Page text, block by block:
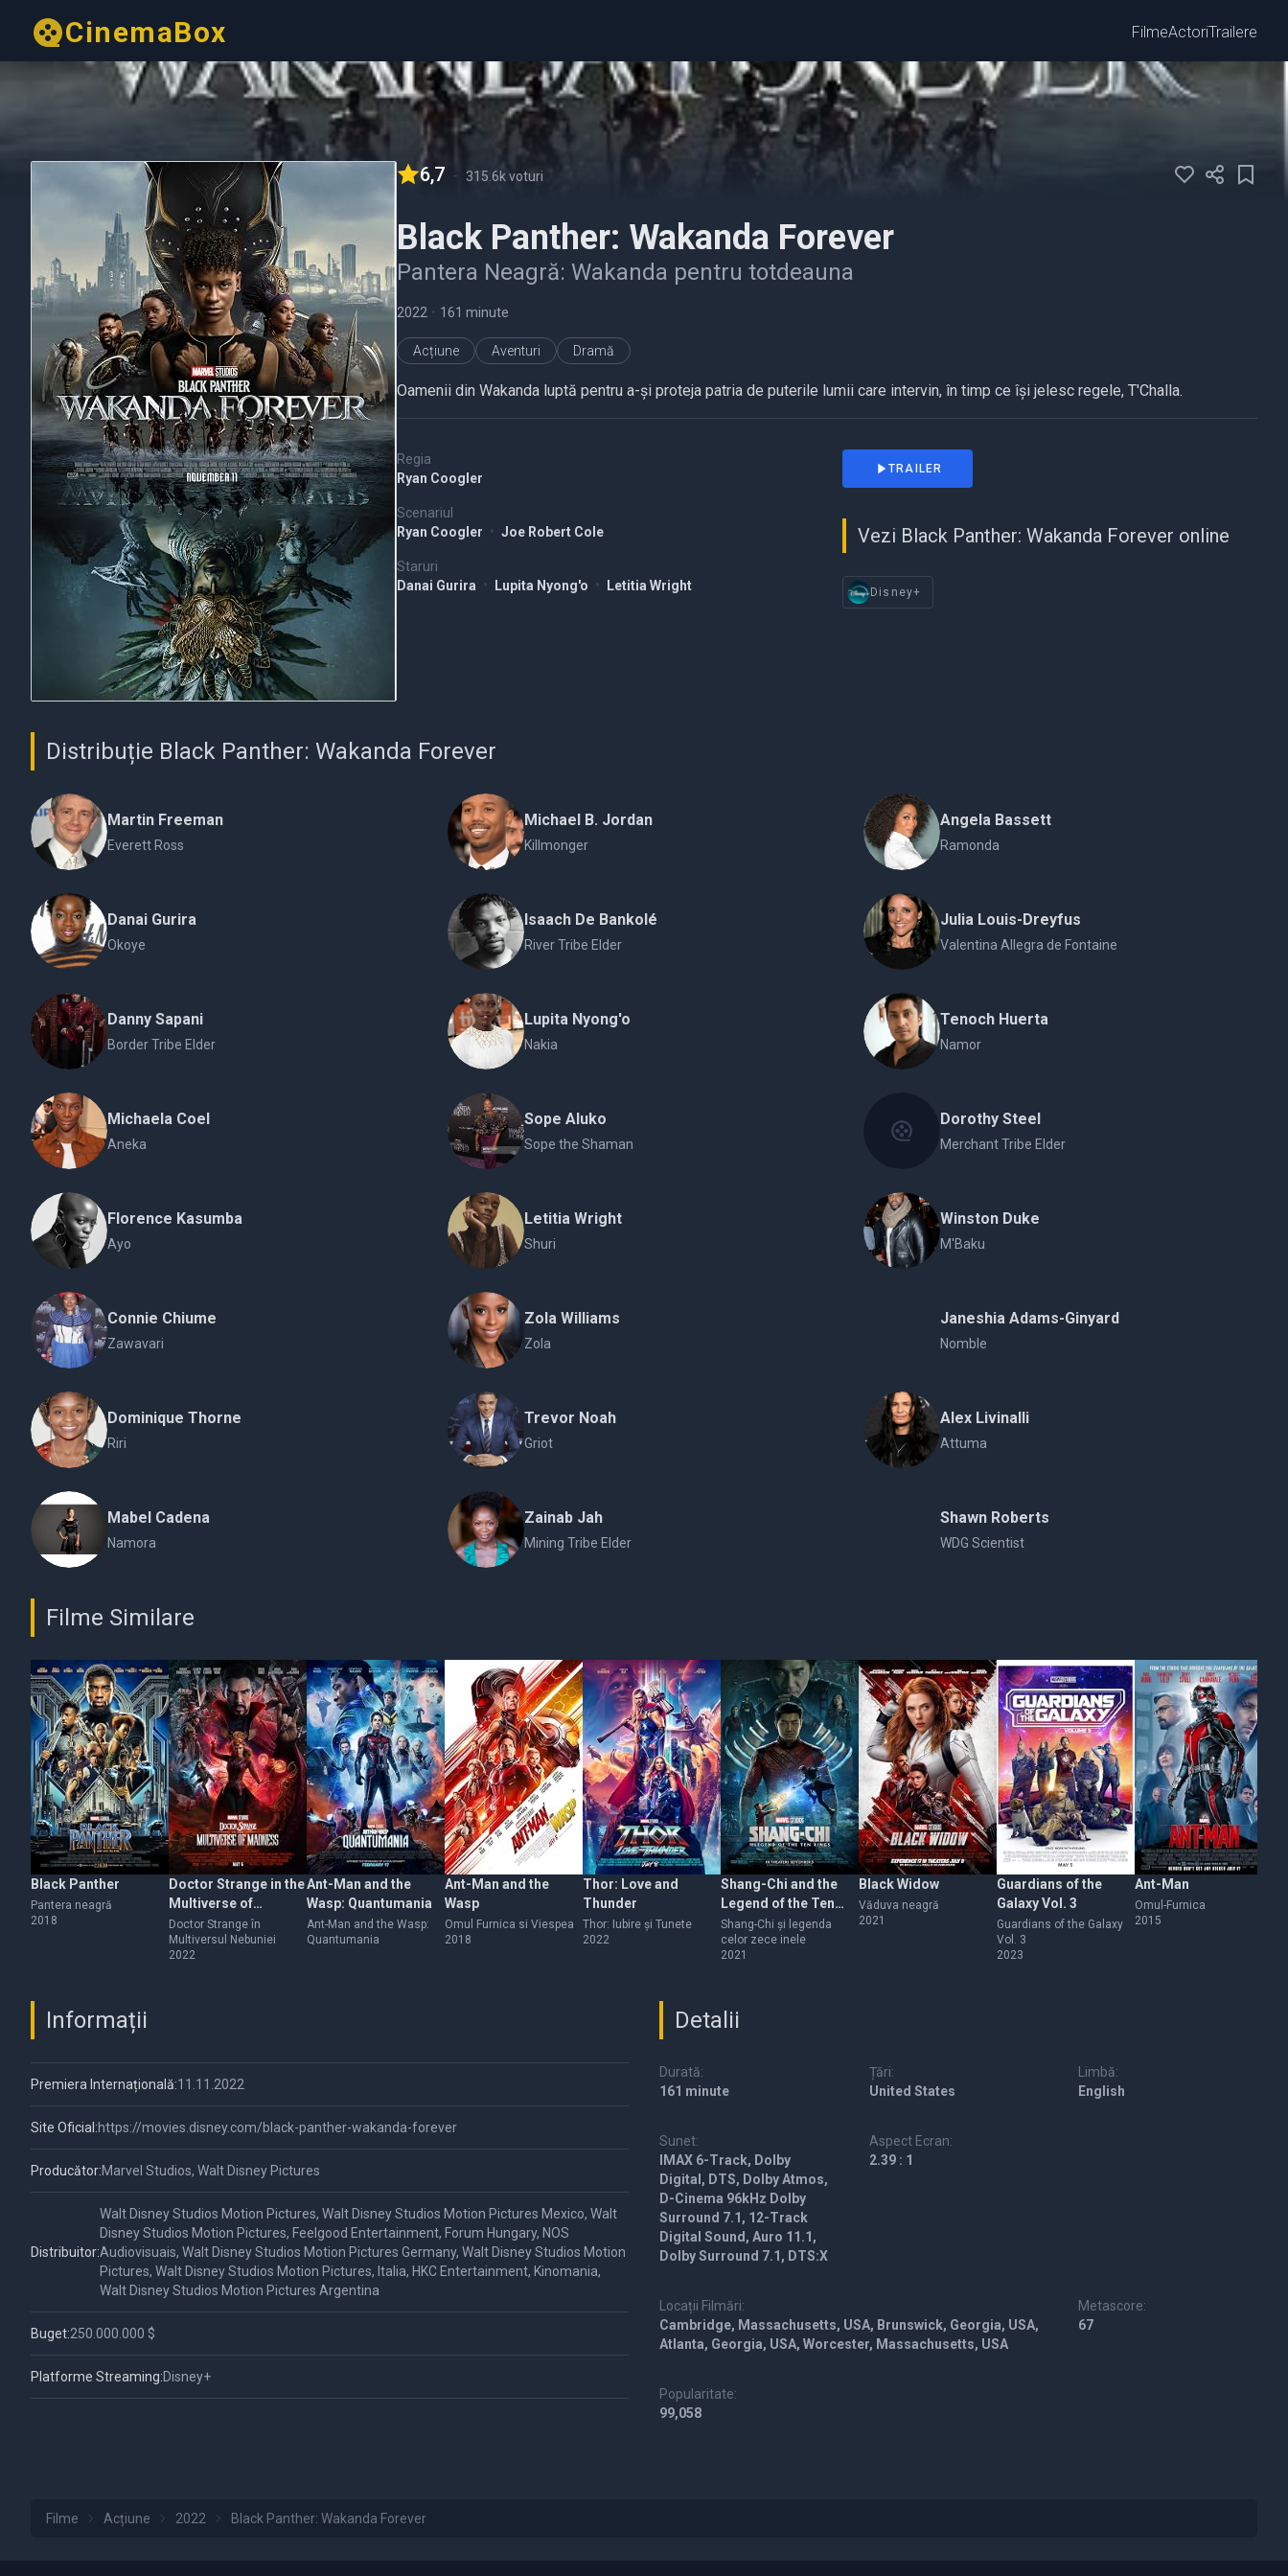
CinemaBox FilmeActoriTrailere
6,7 - 315.6k voturi
Black Panther: Wakanda Forever
Pantera Neagră: Wakanda pentru totdeauna
2022 • 161 minute
Acțiune Aventuri Dramă
Oamenii din Wakanda luptă pentru a-și proteja patria de puterile lumii care intervin, în timp ce își jelesc regele, T'Challa.
Regia
Ryan Coogler
Scenariul
Ryan Coogler • Joe Robert Cole
Staruri
Danai Gurira • Lupita Nyong'o • Letitia Wright
TRAILER
Vezi Black Panther: Wakanda Forever online
Disney+
Distribuție Black Panther: Wakanda Forever
Martin Freeman
Everett Ross
Michael B. Jordan
Killmonger
Angela Bassett
Ramonda
Danai Gurira
Okoye
Isaach De Bankolé
River Tribe Elder
Julia Louis-Dreyfus
Valentina Allegra de Fontaine
Danny Sapani
Border Tribe Elder
Lupita Nyong'o
Nakia
Tenoch Huerta
Namor
Michaela Coel
Aneka
Sope Aluko
Sope the Shaman
Dorothy Steel
Merchant Tribe Elder
Florence Kasumba
Ayo
Letitia Wright
Shuri
Winston Duke
M'Baku
Connie Chiume
Zawavari
Zola Williams
Zola
Janeshia Adams-Ginyard
Nomble
Dominique Thorne
Riri
Trevor Noah
Griot
Alex Livinalli
Attuma
Mabel Cadena
Namora
Zainab Jah
Mining Tribe Elder
Shawn Roberts
WDG Scientist
Filme Similare
Black Panther
Pantera neagră
2018
Doctor Strange in the
Multiverse of
Madness
Doctor Strange în
Multiversul Nebuniei
2022
Ant-Man and the
Wasp: Quantumania
Ant-Man and the Wasp:
Quantumania
Ant-Man and the
Wasp
Omul Furnica si Viespea
2018
Thor: Love and
Thunder
Thor: Iubire și Tunete
2022
Shang-Chi and the
Legend of the Ten
Rings
Shang-Chi și legenda
celor zece inele
2021
Black Widow
Văduva neagră
2021
Guardians of the
Galaxy Vol. 3
Guardians of the Galaxy
Vol. 3
2023
Ant-Man
Omul-Furnica
2015
Informații
Premiera Internațională:11.11.2022
Site Oficial:https://movies.disney.com/black-panther-wakanda-forever
Producător:Marvel Studios, Walt Disney Pictures
Distribuitor:
Walt Disney Studios Motion Pictures, Walt Disney Studios Motion Pictures Mexico, Walt
Disney Studios Motion Pictures, Feelgood Entertainment, Forum Hungary, NOS
Audiovisuais, Walt Disney Studios Motion Pictures Germany, Walt Disney Studios Motion
Pictures, Walt Disney Studios Motion Pictures, Italia, HKC Entertainment, Kinomania,
Walt Disney Studios Motion Pictures Argentina
Buget:250.000.000 $
Platforme Streaming:Disney+
Detalii
Durată:
161 minute
Țări:
United States
Limbă:
English
Sunet:
IMAX 6-Track, Dolby
Digital, DTS, Dolby Atmos,
D-Cinema 96kHz Dolby
Surround 7.1, 12-Track
Digital Sound, Auro 11.1,
Dolby Surround 7.1, DTS:X
Aspect Ecran:
2.39 : 1
Locații Filmări:
Cambridge, Massachusetts, USA, Brunswick, Georgia, USA,
Atlanta, Georgia, USA, Worcester, Massachusetts, USA
Metascore:
67
Popularitate:
99,058
Filme Acțiune 2022 Black Panther: Wakanda Forever